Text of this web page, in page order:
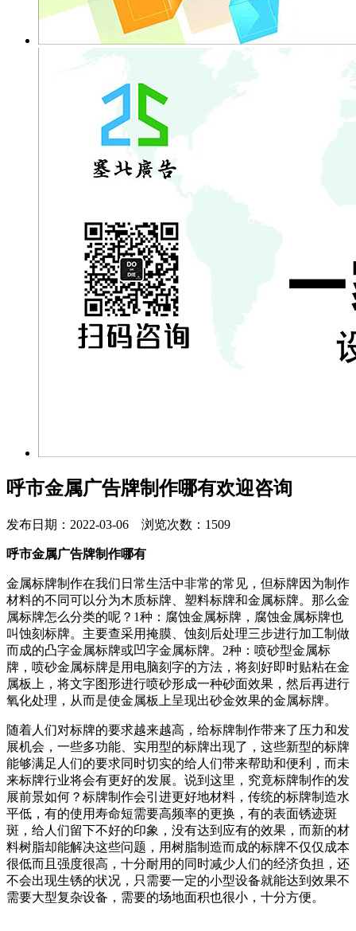
呼市金属广告牌制作哪有欢迎咨询
发布日期：2022-03-06 浏览次数：1509
呼市金属广告牌制作哪有
金属标牌制作在我们日常生活中非常的常见，但标牌因为制作
材料的不同可以分为木质标牌、塑料标牌和金属标牌。那么金
属标牌怎么分类的呢？1种：腐蚀金属标牌，腐蚀金属标牌也
叫蚀刻标牌。主要查采用掩膜、蚀刻后处理三步进行加工制做
而成的凸字金属标牌或凹字金属标牌。2种：喷砂型金属标
牌，喷砂金属标牌是用电脑刻字的方法，将刻好即时贴粘在金
属板上，将文字图形进行喷砂形成一种砂面效果，然后再进行
氧化处理，从而是使金属板上呈现出砂金效果的金属标牌。
随着人们对标牌的要求越来越高，给标牌制作带来了压力和发
展机会，一些多功能、实用型的标牌出现了，这些新型的标牌
能够满足人们的要求同时切实的给人们带来帮助和便利，而未
来标牌行业将会有更好的发展。说到这里，究竟标牌制作的发
展前景如何？标牌制作会引进更好地材料，传统的标牌制造水
平低，有的使用寿命短需要高频率的更换，有的表面锈迹斑
斑，给人们留下不好的印象，没有达到应有的效果，而新的材
料树脂却能解决这些问题，用树脂制造而成的标牌不仅仅成本
很低而且强度很高，十分耐用的同时减少人们的经济负担，还
不会出现生锈的状况，只需要一定的小型设备就能达到效果不
需要大型复杂设备，需要的场地面积也很小，十分方便。